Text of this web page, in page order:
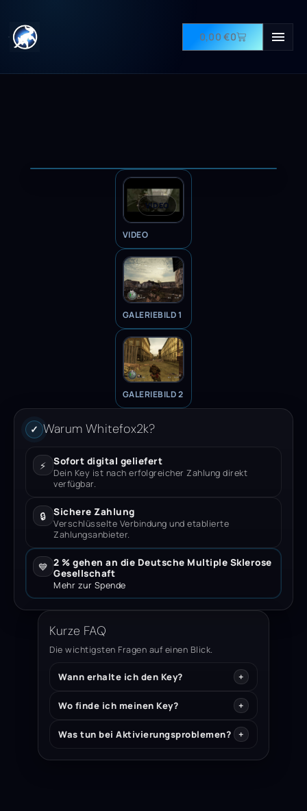
0,00€0
VIDEO
VIDEO
GALERIEBILD 1
GALERIEBILD 2
✓ Warum Whitefox2k?
⚡ Sofort digital geliefert
Dein Key ist nach erfolgreicher Zahlung direkt
verfügbar.
🔒 Sichere Zahlung
Verschlüsselte Verbindung und etablierte
Zahlungsanbieter.
💙 2 % gehen an die Deutsche Multiple Sklerose
Gesellschaft
Mehr zur Spende
Kurze FAQ
Die wichtigsten Fragen auf einen Blick.
Wann erhalte ich den Key?
Wo finde ich meinen Key?
Was tun bei Aktivierungsproblemen?